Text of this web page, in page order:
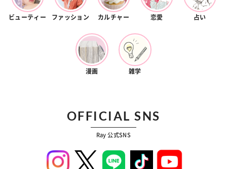
ビューティー ファッション カルチャー 恋愛 占い
漫画 雑学
OFFICIAL SNS
Ray 公式SNS